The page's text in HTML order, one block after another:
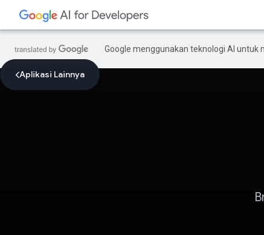
Google menggunakan teknologi AI untuk
Aplikasi Lainnya